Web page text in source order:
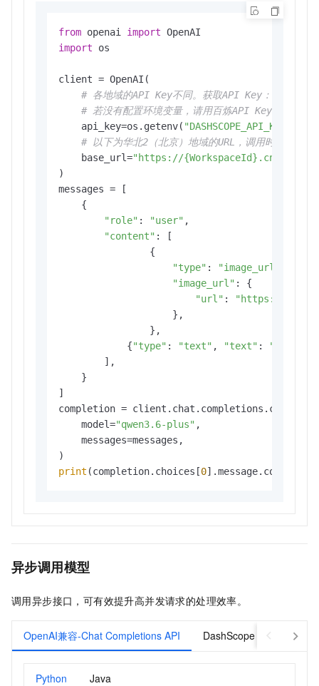
from openai import
import os
client = OpenAI(
# 各地域的API Key不同。获取API Key：
# 若没有配置环境变量，请用百炼API Key将下行
    api_key=os.getenv(
"DASHSCOPE_API_KEY"
# 以下为华北2（北京）地域的URL，调用时请将
    base_url=
"https://{WorkspaceId}.cn-
)
messages = [
    {
"role" : "user" ,
"content" : [
                {
"type" : "image_url"
"image_url" : {
"url" :
"https://help-
                    },
                },
            {
"type" : "text" , "text" :
"请问图片
        ],
    }
]
completion = client.chat.completions.create(
    model=
"qwen3.6-plus" ,
    messages=messages,
print (completion.choices[0
异步调用模型
调用异步接口，可有效提升高并发请求的处理效率。
OpenAI兼容-Chat Completions API DashScope
Python Java